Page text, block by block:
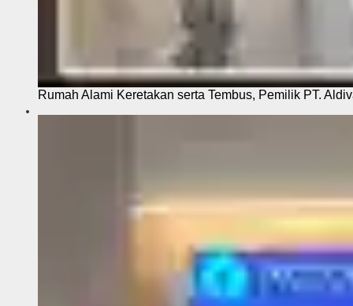
Rumah Alami Keretakan serta Tembus, Pemilik PT.